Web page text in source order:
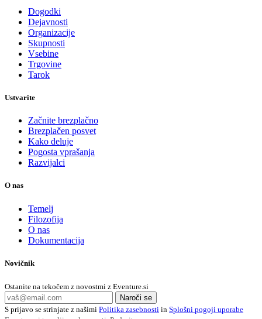
Dogodki
Dejavnosti
Organizacije
Skupnosti
Vsebine
Trgovine
Tarok
Ustvarite
Začnite brezplačno
Brezplačen posvet
Kako deluje
Pogosta vprašanja
Razvijalci
O nas
Temelj
Filozofija
O nas
Dokumentacija
Novičnik
Ostanite na tekočem z novostmi z Eventure.si
Naroči se
S prijavo se strinjate z našimi Politika zasebnosti in Splošni pogoji uporabe